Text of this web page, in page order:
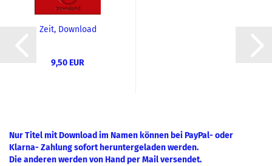
Zeit, Download
9,50 EUR
Nur Titel mit Download im Namen können bei PayPal- oder
Klarna- Zahlung sofort heruntergeladen werden.
Die anderen werden von Hand per Mail versendet.